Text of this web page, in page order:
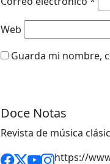
Web
Guarda mi nombre,
Doce Notas
Revista de música
https://